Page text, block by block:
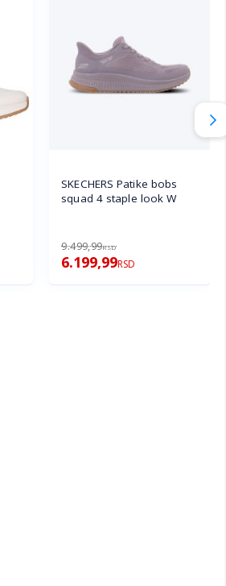
SKECHERS Patike bobs
squad 4 staple look W
9.499,99RSD
6.199,99RSD